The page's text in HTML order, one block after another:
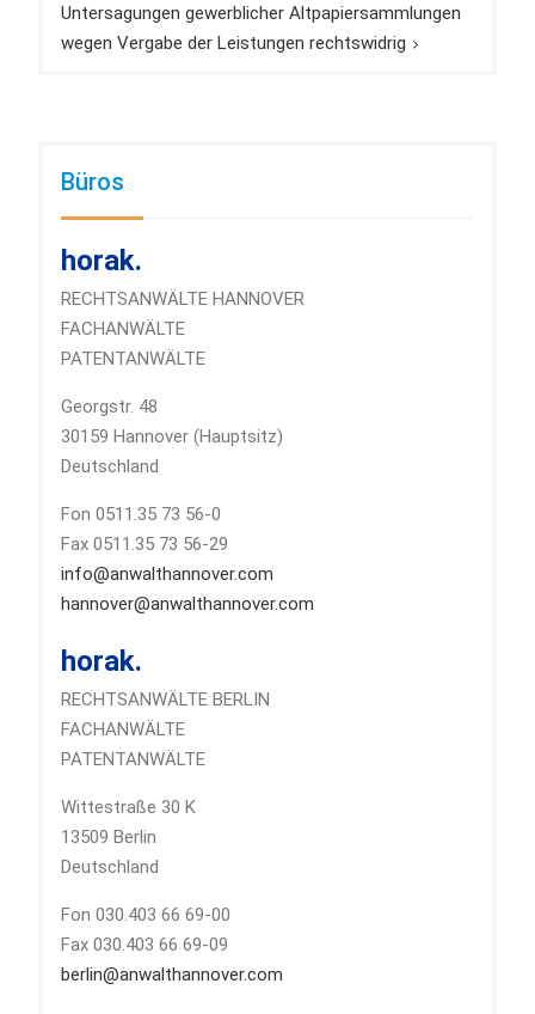
Untersagungen gewerblicher Altpapiersammlungen
wegen Vergabe der Leistungen rechtswidrig
Büros
horak.
RECHTSANWÄLTE HANNOVER
FACHANWÄLTE
PATENTANWÄLTE
Georgstr. 48
30159 Hannover (Hauptsitz)
Deutschland
Fon 0511.35 73 56-0
Fax 0511.35 73 56-29
info@anwalthannover.com
hannover@anwalthannover.com
horak.
RECHTSANWÄLTE BERLIN
FACHANWÄLTE
PATENTANWÄLTE
Wittestraße 30 K
13509 Berlin
Deutschland
Fon 030.403 66 69-00
Fax 030.403 66 69-09
berlin@anwalthannover.com